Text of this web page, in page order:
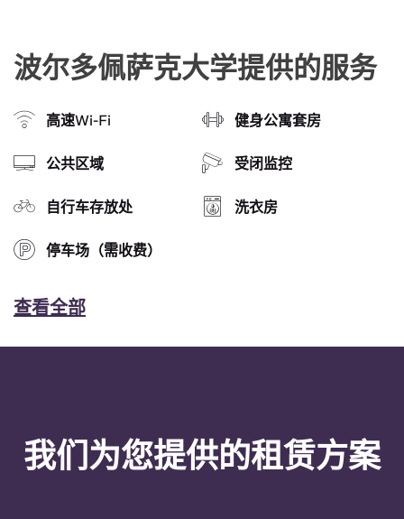
波尔多佩萨克大学提供的服务
高速Wi-Fi 健身公寓套房
公共区域 受闭监控
自行车存放处 洗衣房
停车场（需收费）
查看全部
我们为您提供的租赁方案